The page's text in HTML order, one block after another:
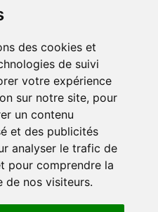
des cookies et
de suivi
votre expérience
sur notre site, pour
un contenu
et des publicités
analyser le trafic de
pour comprendre la
de nos visiteurs.
et événements
et découvrez
choix d'événements,
de notre écriture.
Ixelles, Brussels,